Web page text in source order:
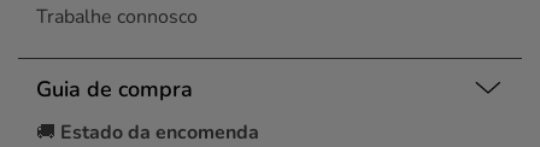
Trabalhe connosco
Guia de compra
🚚 Estado da encomenda